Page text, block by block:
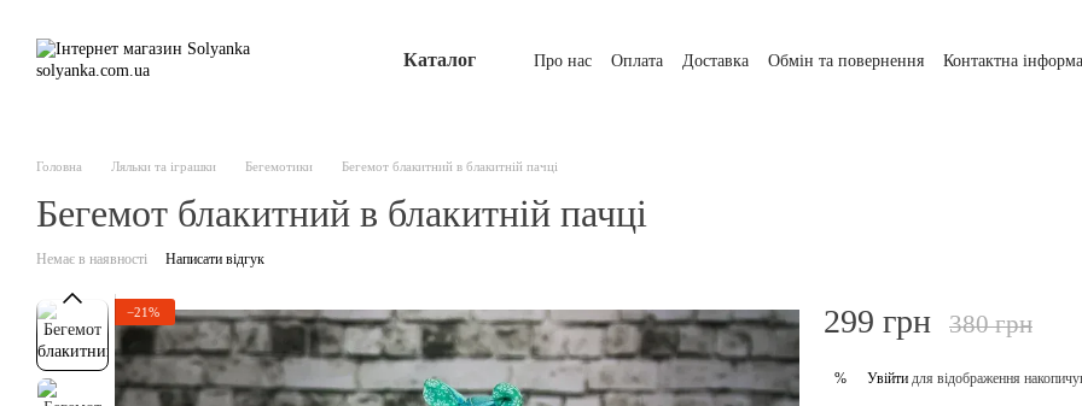
Каталог Про нас Оплата Доставка Обмін та повернення Контактна
Головна Ляльки та іграшки Бегемотики Бегемот блакитний в блакитній пачці
Бегемот блакитний в блакитній пачці
Немає в наявності Написати відгук
−21% 299 грн 380 грн
% Увійти для відображення